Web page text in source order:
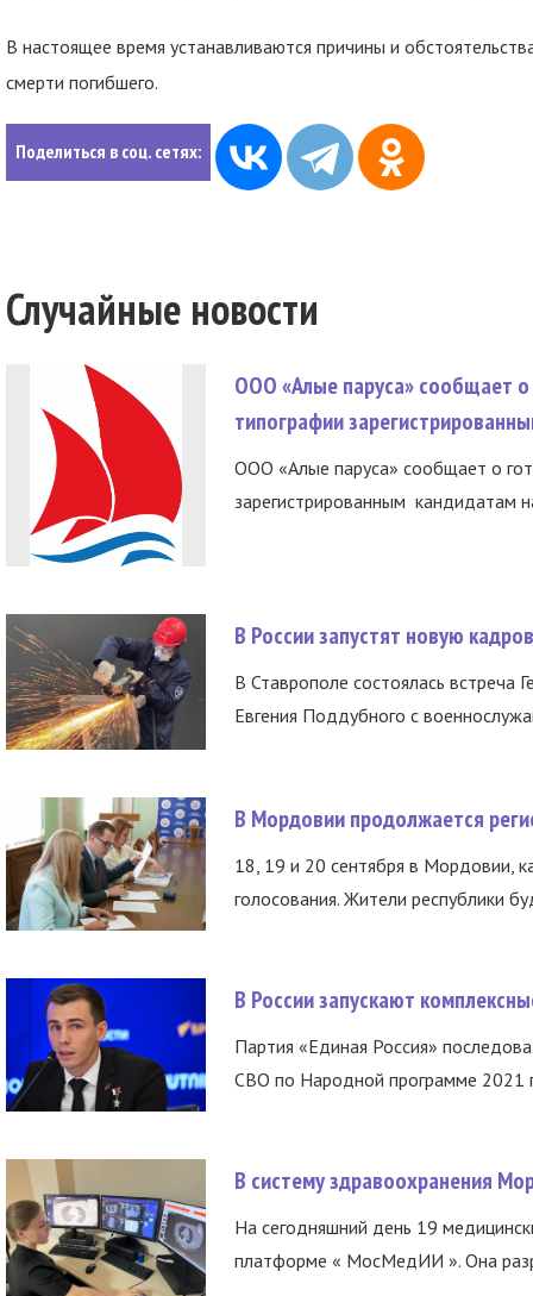
В настоящее время устанавливаются причины и
смерти погибшего.
Поделиться в соц. сетях:
Случайные новости
ООО «Алые паруса» сообщает о
типографии
ООО «Алые паруса» сообщает о
зарегистрированным кандидатам
В России запустят новую
В Ставрополе состоялась встреча
Евгения Поддубного с
В Мордовии продолжается
18, 19 и 20 сентября в Мордовии,
голосования. Жители республики
В России запускают
Партия «Единая Россия»
СВО по Народной программе 2021
В систему здравоохранения
На сегодняшний день 19
платформе « МосМедИИ ». Она